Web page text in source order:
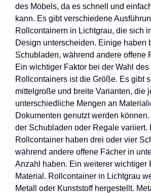
des Möbels, da es schnell und
kann. Es gibt verschiedene
Rollcontainern in Lichtgrau, die sich
Design unterscheiden. Einige haben
Schubladen, während andere offene
Ein wichtiger Faktor bei der Wahl
Rollcontainers ist die Größe. Es gibt
mittelgroße und breite Varianten, die
unterschiedliche Mengen an
Dokumenten genutzt werden können.
der Schubladen oder Regale variiert.
Rollcontainer haben drei oder vier
während andere offene Fächer in
Anzahl haben. Ein weiterer wichtiger
Material. Rollcontainer in Lichtgrau
Metall oder Kunststoff hergestellt.